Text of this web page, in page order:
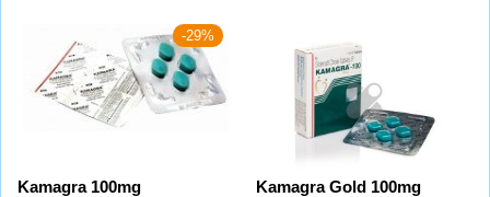
-29%
Kamagra 100mg Kamagra Gold 100mg